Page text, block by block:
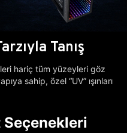
Tanış
hariç tüm yüzeyleri göz
sahip, özel “UV” ışınları